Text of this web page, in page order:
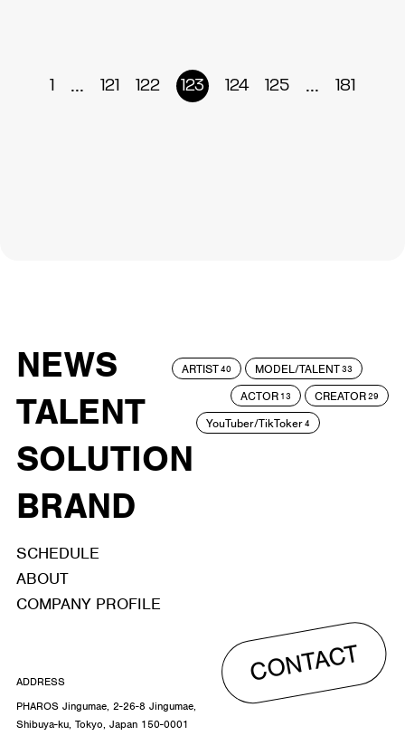
1 ... 121 122 123 124 125 ... 181
NEWS
TALENT
SOLUTION
BRAND
ARTIST40 MODEL/TALENT33
ACTOR 13 CREATOR29
YouTuber/TikToker4
SCHEDULE
ABOUT
COMPANY PROFILE
CONTACT
ADDRESS
PHAROS Jingumae, 2-26-8 Jingumae,
Shibuya-ku, Tokyo, Japan 150-0001